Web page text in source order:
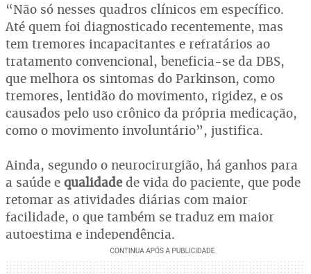
“Não só nesses quadros clínicos em específico.
Até quem foi diagnosticado recentemente, mas
tem tremores incapacitantes e refratários ao
tratamento convencional, beneficia-se da DBS,
que melhora os sintomas do Parkinson, como
tremores, lentidão do movimento, rigidez, e os
causados pelo uso crônico da própria medicação,
como o movimento involuntário”, justifica.
Ainda, segundo o neurocirurgião, há ganhos para
a saúde e qualidadede vida do paciente, que pode
retomar as atividades diárias com maior
facilidade, o que também se traduz em maior
autoestima e independência.